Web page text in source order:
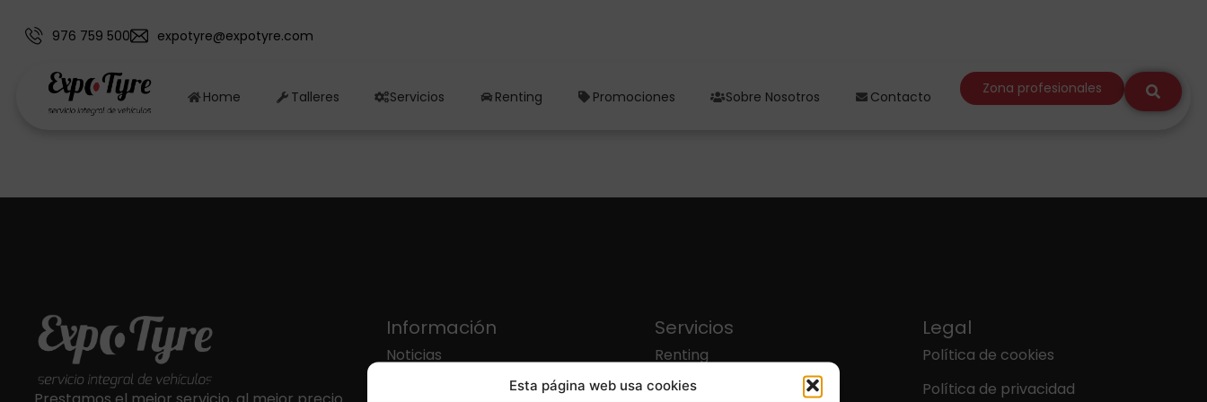
Esta página web usa cookies
976 759 500 expotyre@expotyre.com
Home Talleres Servicios Renting Promociones Sobre Nosotros Contacto Zona profesionales
Información
Noticias
Servicios
Renting
Neumáticos
Legal
Política de cookies
Política de privacidad